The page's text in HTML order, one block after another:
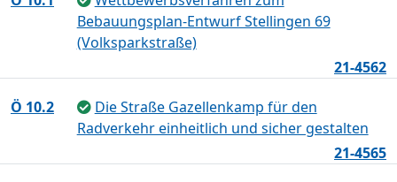
Bebauungsplan-Entwurf Stellingen 69
(Volksparkstraße)
21-4562
Ö 10.2
Die Straße Gazellenkamp für den
Radverkehr einheitlich und sicher gestalten
21-4565